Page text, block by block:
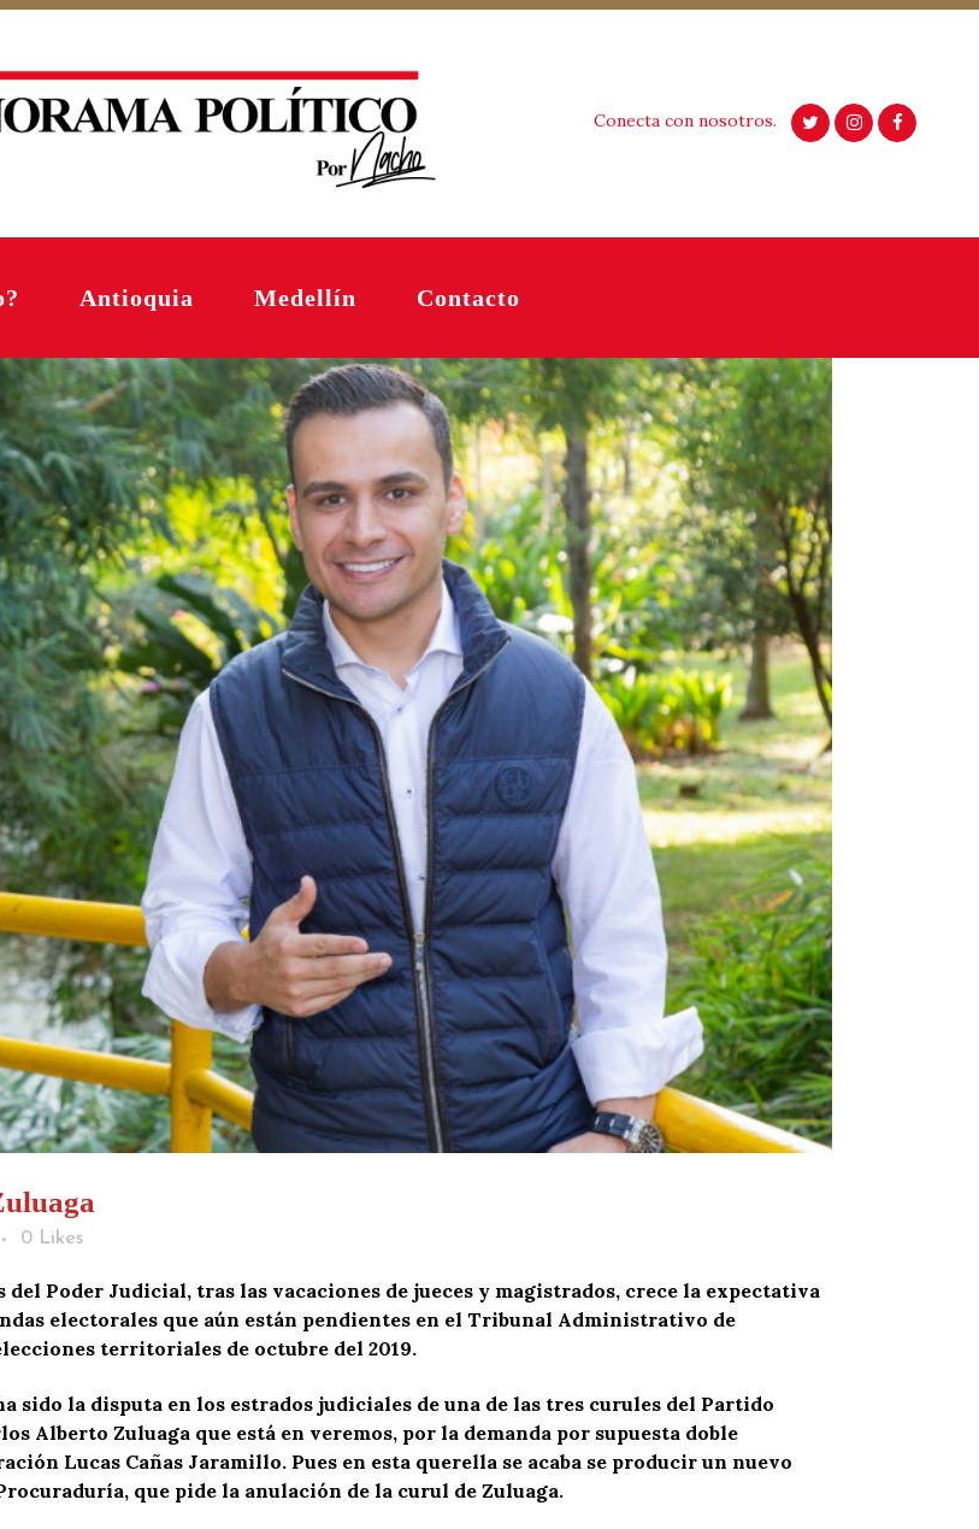
Conecta con nosotros.
Antioquia Medellín Contacto
0 Likes
del Poder Judicial, tras las vacaciones de jueces y magistrados, crece la expectativa
electorales que aún están pendientes en el Tribunal Administrativo de
territoriales de octubre del 2019.
sido la disputa en los estrados judiciales de una de las tres curules del Partido
Alberto Zuluaga que está en veremos, por la demanda por supuesta doble
Lucas Cañas Jaramillo. Pues en esta querella se acaba se producir un nuevo
que pide la anulación de la curul de Zuluaga.